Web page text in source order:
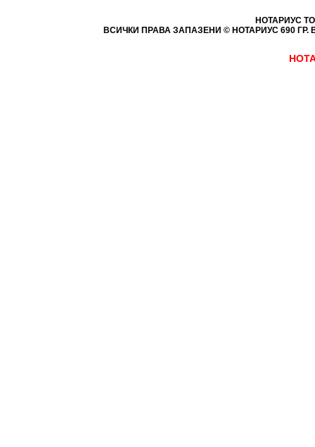
НОТАРИУС
ВСИЧКИ ПРАВА ЗАПАЗЕНИ © НОТАРИУС 690 ГР.